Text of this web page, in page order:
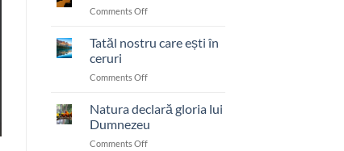
Comments Offon
Tatăl nostru care ești în
ceruri
Comments Offon
nostru
care
ești
în
Natura declară gloria lui
Dumnezeu
Comments Offon